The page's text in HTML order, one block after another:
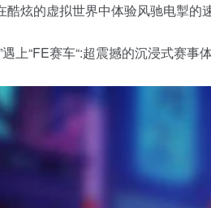
酷炫的虚拟世界中体验风驰电掣的
遇上“FE赛车“:超震撼的沉浸式赛事